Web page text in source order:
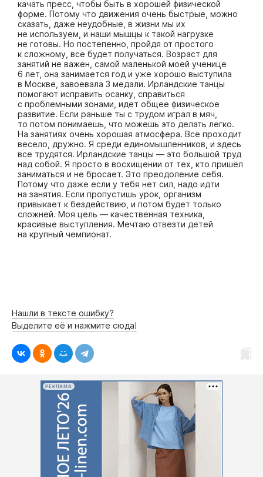
качать пресс, чтобы быть в хорошей физической
форме. Потому что движения очень быстрые, можно
сказать, даже неудобные, в жизни мы их
не используем, и наши мышцы к такой нагрузке
не готовы. Но постепенно, пройдя от простого
к сложному, всё будет получаться. Возраст для
занятий не важен, самой маленькой моей ученице
6 лет, она занимается год и уже хорошо выступила
в Москве, завоевала 3 медали. Ирландские танцы
помогают исправить осанку, справиться
с проблемными зонами, идёт общее физичес­кое
развитие. Если раньше ты с трудом играл в мяч,
то потом понимаешь, что можешь это делать легко.
На занятиях очень хорошая атмосфера. Всё проходит
весело, дружно. Я среди единомышленников, и здесь
все трудятся. Ирландские танцы — это большой труд
над собой. Я просто в восхищении от тех, кто пришёл
заниматься и не бросает. Это преодоление себя.
Потому что даже если у тебя нет сил, надо идти
на занятия. Если пропустишь урок, организм
привыкает к бездействию, и потом будет только
сложней. Моя цель — качественная техника,
красивые выступления. Мечтаю отвезти детей
на крупный чемпионат.
Нашли в тексте ошибку?
Выделите её и нажмите сюда!
РЕКЛАМА